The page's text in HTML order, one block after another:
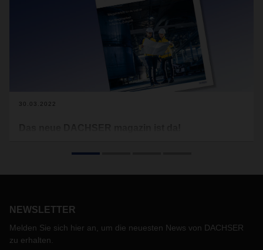
30.03.2022
die Welt schaut fassungslos ins Herz Europas. In der
ihrer Heimat vertreibt.
NEWSLETTER
Melden Sie sich hier an, um die neuesten News von DACHSER
zu erhalten.